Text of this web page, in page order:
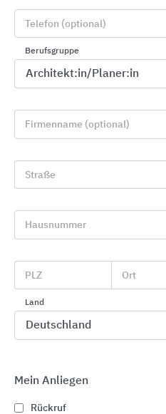
Badmöbel und Accessoires
Telefon (optional)
Berufsgruppe
Firmenname (optional)
Straße
Hausnummer
PLZ Ort
Land
Mein Anliegen
Rückruf